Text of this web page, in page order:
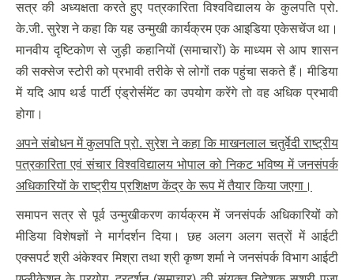
सत्र की अध्यक्षता करते हुए पत्रकारिता विश्वविद्यालय के कुलपति प्रो.
के.जी. सुरेश ने कहा कि यह उन्मुखी कार्यक्रम एक आइडिया एकेसचेंज था।
मानवीय दृष्टिकोण से जुड़ी कहानियों (समाचारों) के माध्यम से आप शासन
की सक्सेज स्टोरी को प्रभावी तरीके से लोगों तक पहुंचा सकते हैं। मीडिया
में यदि आप थर्ड पार्टी एंड्रोर्समेंट का उपयोग करेंगे तो वह अधिक प्रभावी
होगा।
अपने संबोधन में कुलपति प्रो. सुरेश ने कहा कि माखनलाल चतुर्वेदी राष्ट्रीय
पत्रकारिता एवं संचार विश्वविद्यालय भोपाल को निकट भविष्य में जनसंपर्क
अधिकारियों के राष्ट्रीय प्रशिक्षण केंद्र के रूप में तैयार किया जएगा।
समापन सत्र से पूर्व उन्मुखीकरण कार्यक्रम में जनसंपर्क अधिकारियों को
मीडिया विशेषज्ञों ने मार्गदर्शन दिया। छह अलग अलग सत्रों में आईटी
एक्सपर्ट श्री अंकेश्वर मिश्रा तथा श्री कृष्ण शर्मा ने जनसंपर्क विभाग आईटी